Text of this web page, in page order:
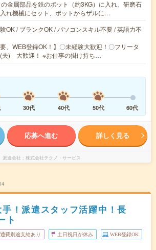
金属部品を鉄のポット（約3KG）に入れ、研磨石
れ機械にセット、ポットからザルに…
OK / ブランクOK / パソコンスキル不要 / 英語力不
要、WEB登録OK！】〇未経験大歓迎！〇フリータ
夫) 大歓迎！ ※お仕事の掛け持ち…
30代 40代 50代 60代
応募へ進む 詳しく見る
派遣会社 株式会社テクノ・サービス
手！派遣スタッフ活躍中！長
ト
費別途支給あり 土日祝日が休み WEB登録OK